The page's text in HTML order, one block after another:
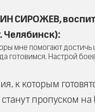
СИРОЖЕВ,
Челябинск):
мне помогают достичь
готовимся. Настрой
к которым
пропуском на